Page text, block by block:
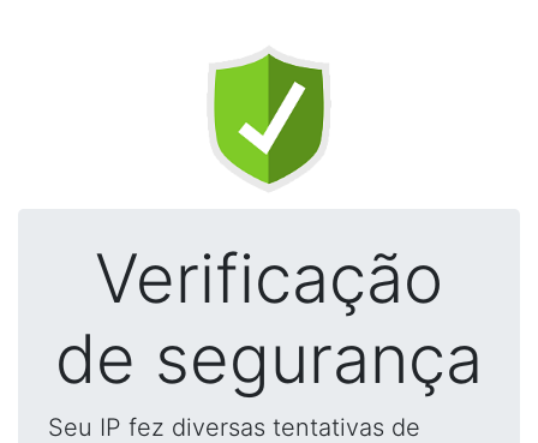
Verificação
de segurança
Seu IP fez diversas tentativas de